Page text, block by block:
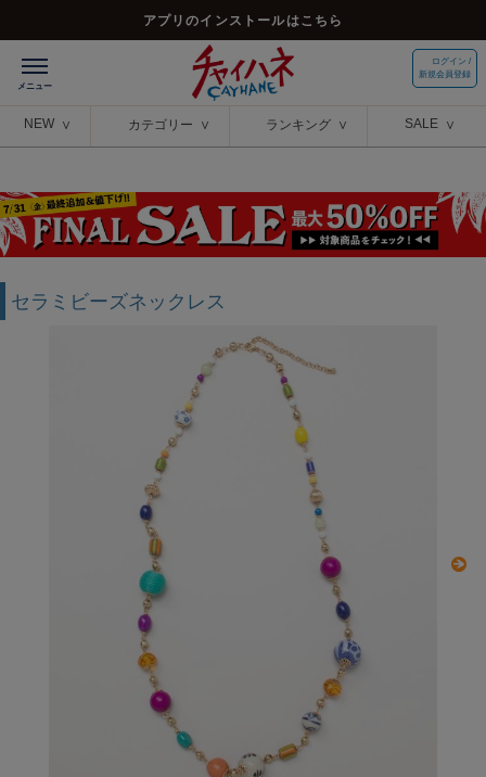
アプリのインストールはこちら
ログイン /
新規会員登録
NEW カテゴリー ランキング SALE
セラミビーズネックレス